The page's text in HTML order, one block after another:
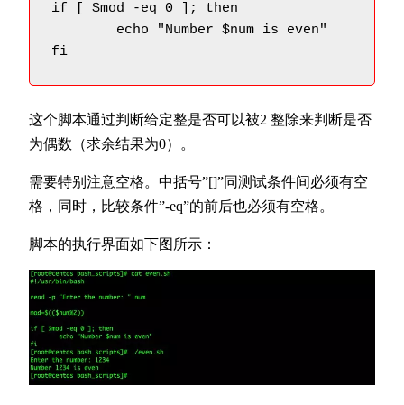
if [ $mod -eq 0 ]; then
fi
这个脚本通过判断给定整是否可以被2 整除来判断是否
为偶数（求余结果为0）。
需要特别注意空格。中括号”[]”同测试条件间必须有空
格，同时，比较条件”-eq”的前后也必须有空格。
脚本的执行界面如下图所示：